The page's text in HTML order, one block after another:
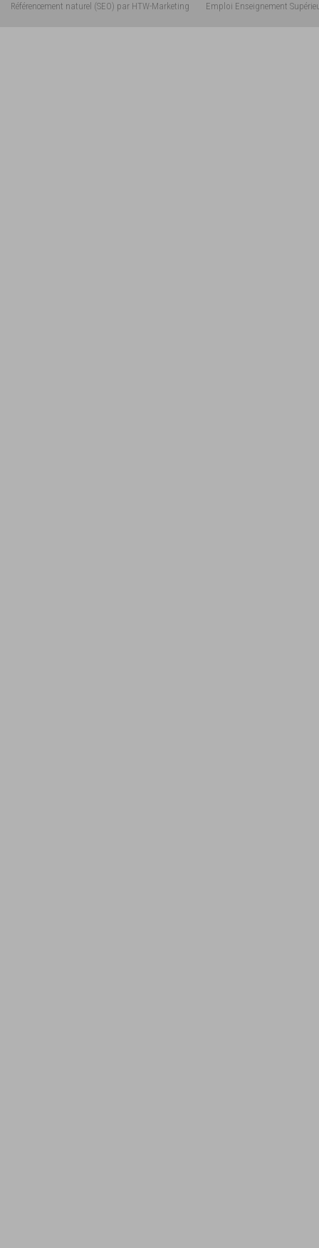
Référencement naturel (SEO) par HTW-Marketing
Emploi Enseignement